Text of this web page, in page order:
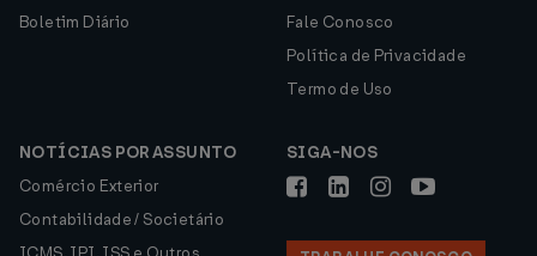
Boletim Diário
Fale Conosco
Política de Privacidade
Termo de Uso
NOTÍCIAS POR ASSUNTO
Comércio Exterior
Contabilidade / Societário
SIGA-NOS